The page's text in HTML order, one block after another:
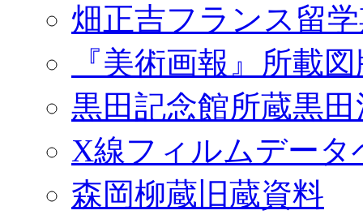
畑正吉フランス留
『美術画報』所載
黒田記念館所蔵黒
X線フィルムデータ
森岡柳蔵旧蔵資料